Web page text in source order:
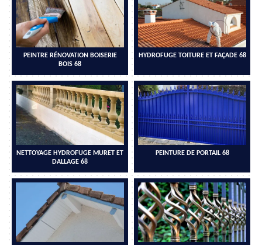
PEINTRE RÉNOVATION BOISERIE
BOIS 68
HYDROFUGE TOITURE ET FAÇADE 68
NETTOYAGE HYDROFUGE MURET ET
DALLAGE 68
PEINTURE DE PORTAIL 68